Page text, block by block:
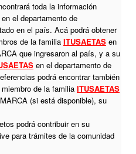
toda la información
en el departamento de
en el país. Acá podrá obtener
de la familia ITUSAETAS en
que ingresaron al país, y a su
en el departamento de
podrá encontrar también
de la familia ITUSAETAS
(si está disponible), su
podrá contribuir en su
para trámites de la comunidad